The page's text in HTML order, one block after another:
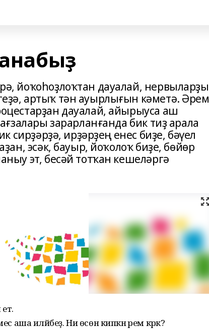
йоҡоһоҙлоҡтан дауалай, нервыларҙы
артыҡ тән ауырлығын кәметә. Әрем
дауалай, айырыуса аш
зарарланғанда бик тиҙ арала
сирҙәрҙә, ирҙәрҙең енес биҙе, бәүел
эсәк, бауыр, йоҡолоҡ биҙе, бөйөр
эт, бесәй тотҡан кешеләргә
иләйбеҙ. Ни өсөн кипкән әрем кәрәк?